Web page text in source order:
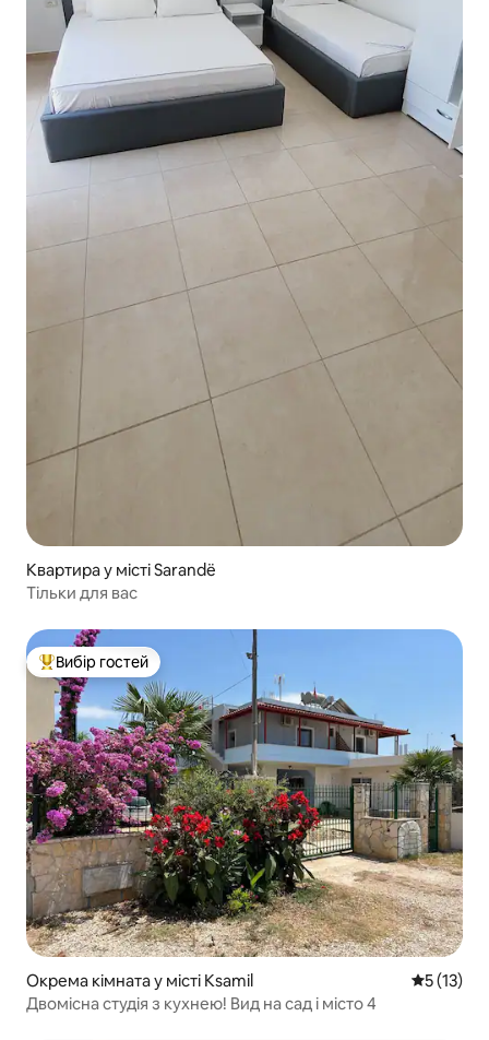
Квартира у місті Sarandë
Тільки для вас
Топ вибір гостей
Вибір гостей
Окрема кімната у місті Ksamil Середня
5 (13)
Двомісна студія з кухнею! Вид на сад і місто 4